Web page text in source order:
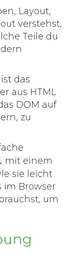
Layout,
verstehst,
Teile du
das
aus HTML
DOM auf
zu
mit einem
sie leicht
im Browser
um